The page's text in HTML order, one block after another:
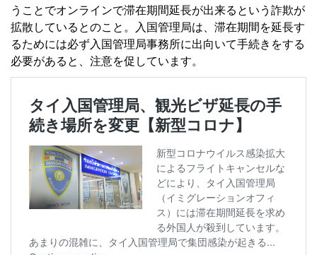
うことでオンラインで滞在期間延長が出来るという詐欺が
拡散しているとのこと。入国管理局は、滞在期間を延長す
るためには必ず入国管理局事務所に出向いて手続きをする
必要があると、注意を促しています。